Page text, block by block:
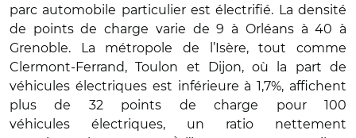
parc automobile particulier est électrifié. La densité
de points de charge varie de 9 à Orléans à 40 à
Grenoble. La métropole de l’Isère, tout comme
Clermont-Ferrand, Toulon et Dijon, où la part de
véhicules électriques est inférieure à 1,7%, affichent
plus de 32 points de charge pour 100
véhicules électriques, un ratio nettement